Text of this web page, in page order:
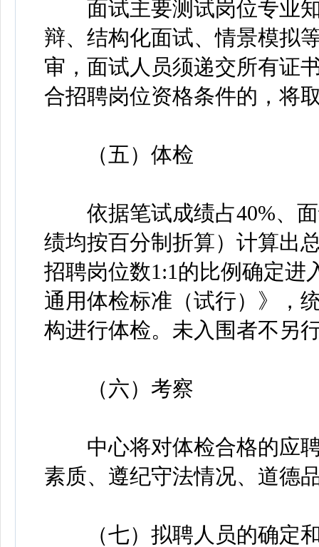
面试主要测试岗位专业知
辩、结构化面试、情景模拟
审，面试人员须递交所有证
合招聘岗位资格条件的，将
（五）体检
依据笔试成绩占40%、面
绩均按百分制折算）计算出
招聘岗位数1:1的比例确定进
通用体检标准（试行）》，
构进行体检。未入围者不另
（六）考察
中心将对体检合格的应聘
素质、遵纪守法情况、道德
（七）拟聘人员的确定